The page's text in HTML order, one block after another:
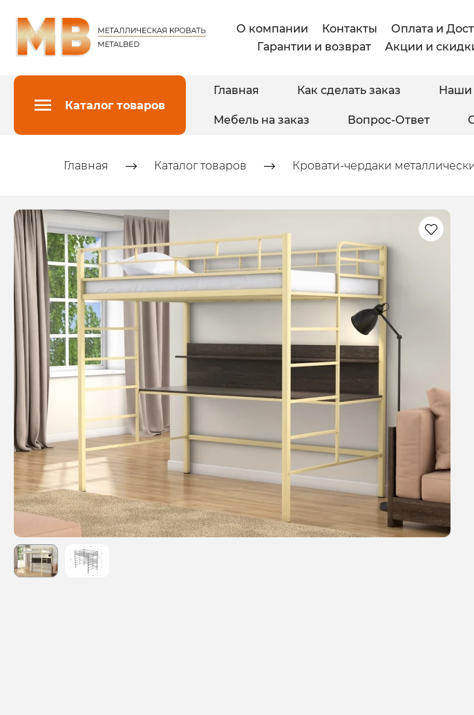
О компании Контакты
Оплата и
Гарантии и возврат
Акции и
Каталог товаров
Главная Как сделать заказ Наши
Мебель на заказ Вопрос-Ответ
Главная Каталог товаров Кровати-чердаки